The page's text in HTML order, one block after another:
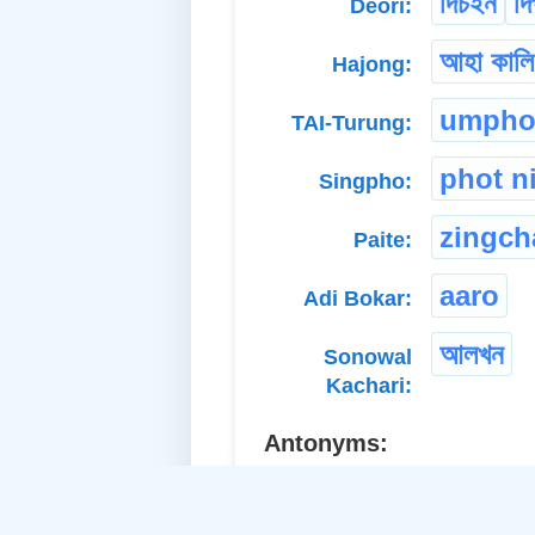
Deori:
Hajong: আহা কালি
TAI-Turung:
Singpho: phot ni
Paite:
Adi Bokar: aaro
Sonowal
Kachari:
আলখন
Antonyms: